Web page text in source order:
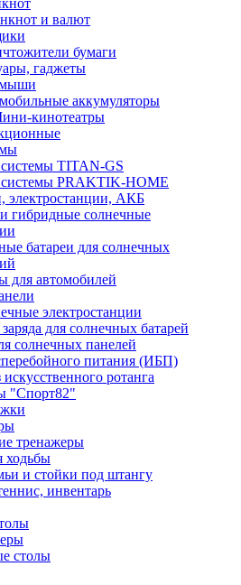
и валют
бумаги
гаджеты
мыши
аккумуляторы
кинотеатры
TITAN-GS
системы PRAKTIK-HOME
электростанции, АКБ
гибридные солнечные
батареи для солнечных
для автомобилей
электростанции
для солнечных батарей
солнечных панелей
питания (ИБП)
ротанга
"Спорт82"
тренажеры
ходьбы
и стойки под штангу
инвентарь
столы